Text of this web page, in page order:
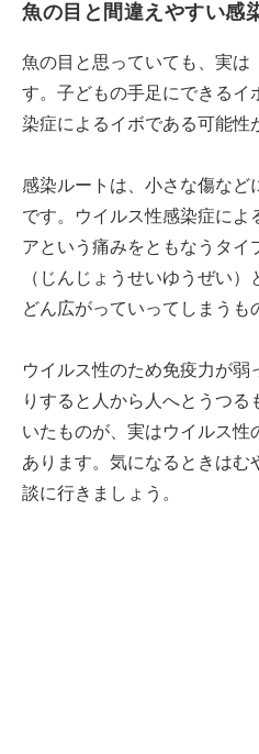
魚の目と間違えやすい感
魚の目と思っていても、実は
す。子どもの手足にできるイ
染症によるイボである可能性
感染ルートは、小さな傷など
です。ウイルス性感染症によ
アという痛みをともなうタイ
（じんじょうせいゆうぜい
どん広がっていってしまうも
ウイルス性のため免疫力が弱
りすると人から人へとうつる
いたものが、実はウイルス性
あります。気になるときはむ
談に行きましょう。